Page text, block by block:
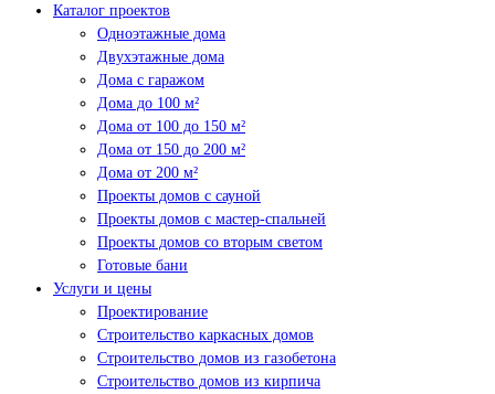
Каталог проектов
Одноэтажные дома
Двухэтажные дома
Дома с гаражом
Дома до 100 м²
Дома от 100 до 150 м²
Дома от 150 до 200 м²
Дома от 200 м²
Проекты домов с сауной
Проекты домов с мастер-спальней
Проекты домов со вторым светом
Готовые бани
Услуги и цены
Проектирование
Строительство каркасных домов
Строительство домов из газобетона
Строительство домов из кирпича